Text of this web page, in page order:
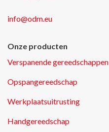
info@odm.eu
Onze producten
Verspanende gereedschappen
Opspangereedschap
Werkplaatsuitrusting
Handgereedschap